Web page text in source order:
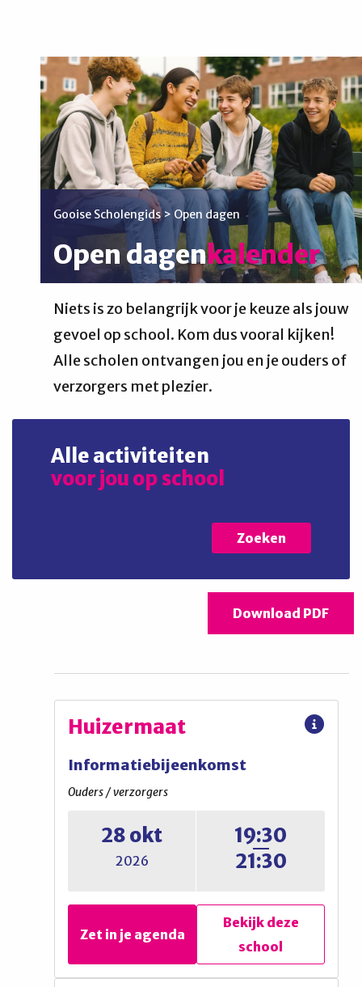
Gooise Scholengids> Open dagen
Open dagenkalender
Niets is zo belangrijk voor je keuze als jouw
gevoel op school. Kom dus vooral kijken!
Alle scholen ontvangen jou en je ouders of
verzorgers met plezier.
Alle activiteiten
voor jou op school
Zoeken
Download PDF
Huizermaat
Informatiebijeenkomst
Ouders / verzorgers
28 okt
2026
19:30
21:30
Zet in je agenda
Bekijk deze
school